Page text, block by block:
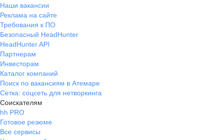
Наши вакансии
Реклама на сайте
Требования к ПО
Безопасный HeadHunter
HeadHunter API
Партнерам
Инвесторам
Каталог компаний
Поиск по вакансиям в Атемаре
Сетка: соцсеть для нетворкинга
Соискателям
hh PRO
Готовое резюме
Все сервисы